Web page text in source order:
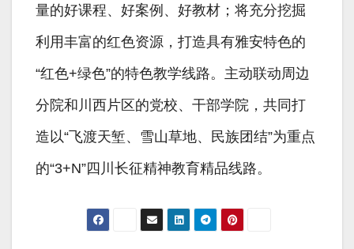
量的好课程、好案例、好教材；将充分挖掘
利用丰富的红色资源，打造具有雅安特色的
“红色+绿色”的特色教学线路。主动联动周边
分院和川西片区的党校、干部学院，共同打
造以“飞渡天堑、雪山草地、民族团结”为重点
的“3+N”四川长征精神教育精品线路。